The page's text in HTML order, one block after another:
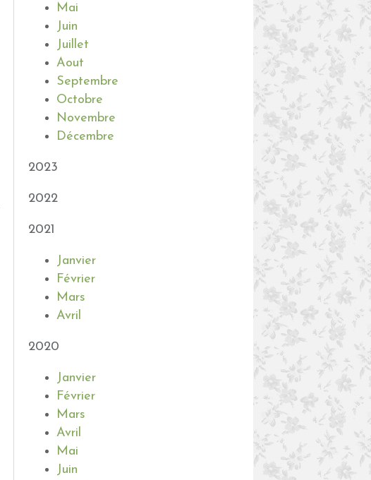
Mai
Juin
Juillet
Aout
Septembre
Octobre
Novembre
Décembre
2023
2022
2021
Janvier
Février
Mars
Avril
2020
Janvier
Février
Mars
Avril
Mai
Juin